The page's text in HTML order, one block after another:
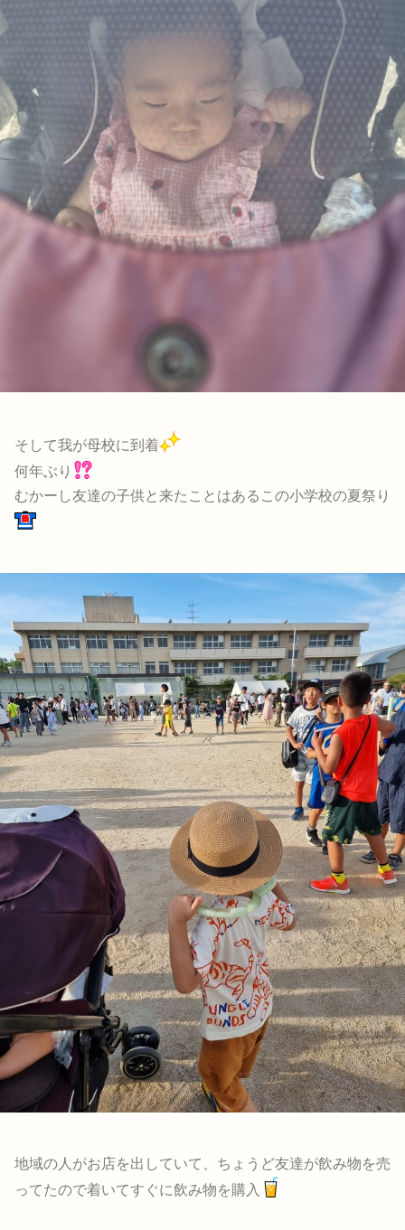
そして我が母校に到着
何年ぶり
むかーし友達の子供と来たことはあるこの小学校の夏祭り
地域の人がお店を出していて、ちょうど友達が飲み物を売
ってたので着いてすぐに飲み物を購入